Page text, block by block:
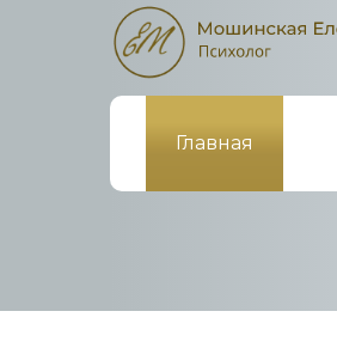
Главная